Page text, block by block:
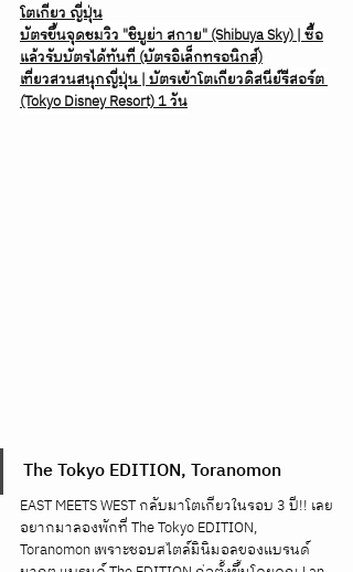
โตเกียว ญี่ปุ่น
บัตรขึ้นจุดชมวิว "ชิบูย่า สกาย" (Shibuya Sky) | ซื้อ
แล้วรับบัตรได้ทันที (บัตรอิเล็กทรอนิกส์)
เที่ยวสวนสนุกญี่ปุ่น | บัตรเข้าโตเกียวดิสนีย์รีสอร์ต
(Tokyo Disney Resort) 1 วัน
The Tokyo EDITION, Toranomon
EAST MEETS WEST กลับมาโตเกียวในรอบ 3 ปี!! เลย
อยากมาลองพักที่ The Tokyo EDITION,
Toranomon เพราะชอบสไตล์มินิมอลของแบรนด์